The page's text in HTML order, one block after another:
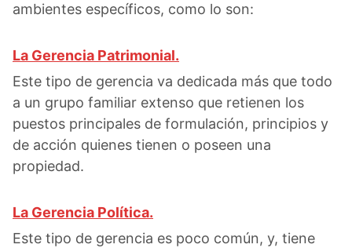
ambientes específicos, como lo son:
La Gerencia Patrimonial.
Este tipo de gerencia va dedicada más que todo
a un grupo familiar extenso que retienen los
puestos principales de formulación, principios y
de acción quienes tienen o poseen una
propiedad.
La Gerencia Política.
Este tipo de gerencia es poco común, y, tiene